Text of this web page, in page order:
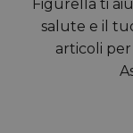
Figurella ti
salute e il
articoli